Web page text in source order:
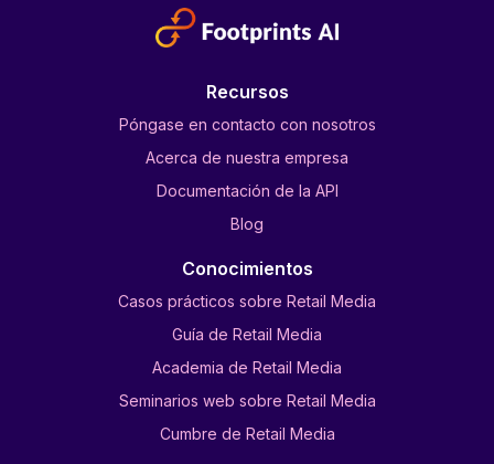
Recursos
Póngase en contacto con nosotros
Acerca de nuestra empresa
Documentación de la API
Blog
Conocimientos
Casos prácticos sobre Retail Media
Guía de Retail Media
Academia de Retail Media
Seminarios web sobre Retail Media
Cumbre de Retail Media